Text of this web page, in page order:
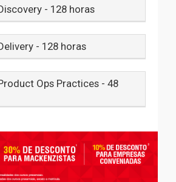
- 128 horas
- 128 horas
Ops Practices - 48